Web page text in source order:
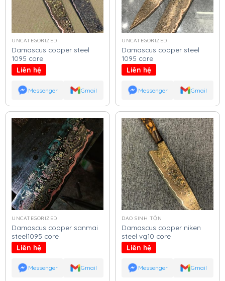
UNCATEGORIZED
Damascus copper steel
1095 core
Liên hệ
Messenger Gmail
UNCATEGORIZED
Damascus copper steel
1095 core
Liên hệ
Messenger Gmail
UNCATEGORIZED
Damascus copper sanmai
steel1095 core
Liên hệ
Messenger Gmail
DAO SINH TỒN
Damascus copper niken
steel vg10 core
Liên hệ
Messenger Gmail